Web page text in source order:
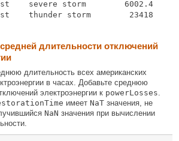
severe storm        6002.4
thunder storm        23418
длительности отключений
длительность всех американских
в часах. Добавьте среднюю
электроэнергии к powerLosses.
имеет NaT значения, не
NaN значения при вычислении